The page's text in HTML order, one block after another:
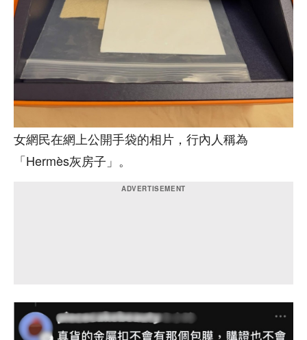
女網民在網上公開手袋的相片，行內人稱為
「Hermès灰房子」。